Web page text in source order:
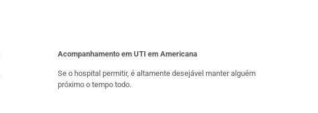
Acompanhamento em UTI em Americana
Se o hospital permitir, é altamente desejável manter alguém
próximo o tempo todo.